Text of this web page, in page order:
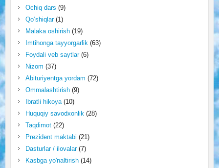
Ochiq dars (9)
Qo‘shiqlar(1)
Malaka oshirish(19)
Imtihonga tayyorgarlik(63)
Foydali veb saytlar(6)
Nizom (37)
Abituriyentga yordam (72)
Ommalashtirish(9)
Ibratli hikoya(10)
Huquqiy savodxonlik(28)
Taqdimot(22)
Prezident maktabi (21)
Dasturlar / ilovalar(7)
Kasbga yo'naltirish(14)